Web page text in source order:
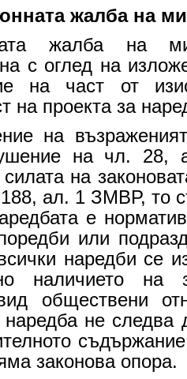
жалба на
жалба на
с оглед на
на част от
на проекта за
на
на чл. 28,
на
ал. 1 ЗМВР, то
е
или
наредби се
наличието на
обществени
наредба не
законова опора.